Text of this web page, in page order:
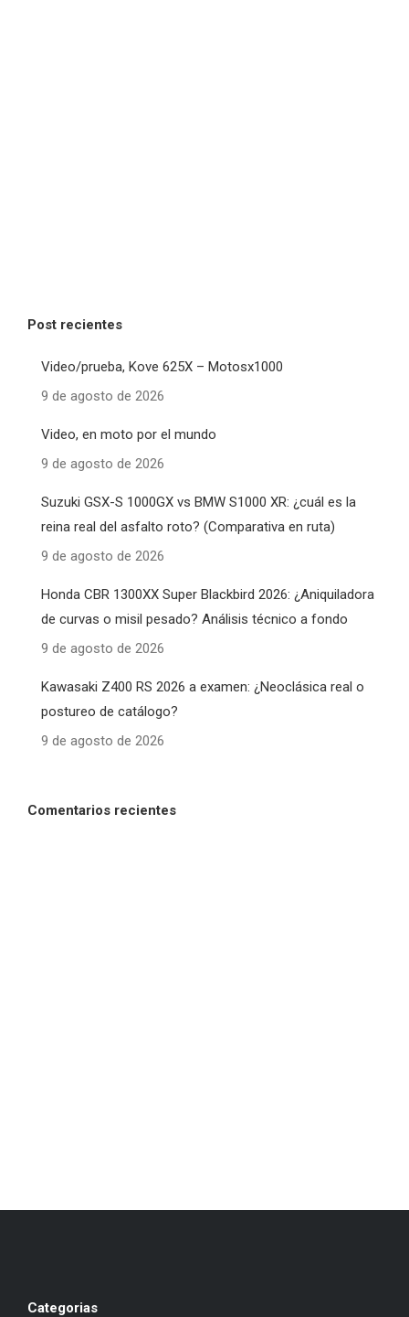
Post recientes
Video/prueba, Kove 625X – Motosx1000
9 de agosto de 2026
Video, en moto por el mundo
9 de agosto de 2026
Suzuki GSX-S 1000GX vs BMW S1000 XR: ¿cuál es la
reina real del asfalto roto? (Comparativa en ruta)
9 de agosto de 2026
Honda CBR 1300XX Super Blackbird 2026: ¿Aniquiladora
de curvas o misil pesado? Análisis técnico a fondo
9 de agosto de 2026
Kawasaki Z400 RS 2026 a examen: ¿Neoclásica real o
postureo de catálogo?
9 de agosto de 2026
Comentarios recientes
Categorias